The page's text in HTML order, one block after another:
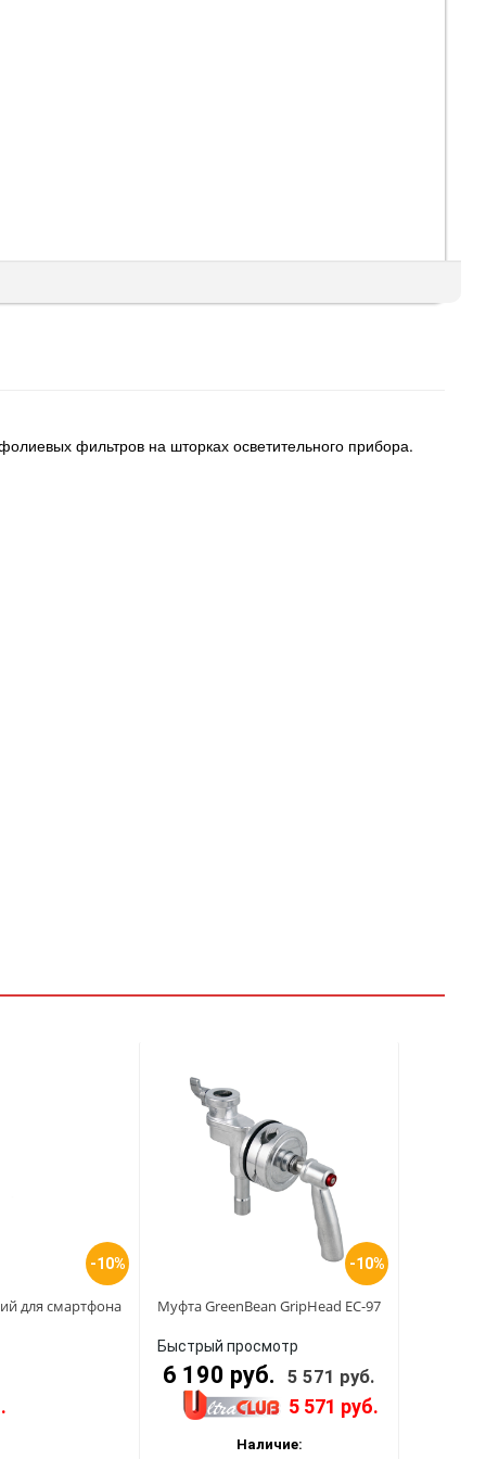
фильтров на шторках осветительного прибора.
-10%
для смартфона
-10%
Муфта GreenBean GripHead EC-97
Быстрый просмотр
6 190 руб. 5 571 руб.
5 571 руб.
Наличие: